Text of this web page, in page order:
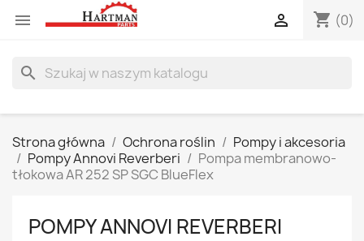
 shopping_cart (0)

search
Strona główna Ochrona roślin
Pompy i akcesoria
Pompy Annovi Reverberi
Pompa membranowo-
tłokowa AR 252 SP SGC BlueFlex
POMPY ANNOVI REVERBERI